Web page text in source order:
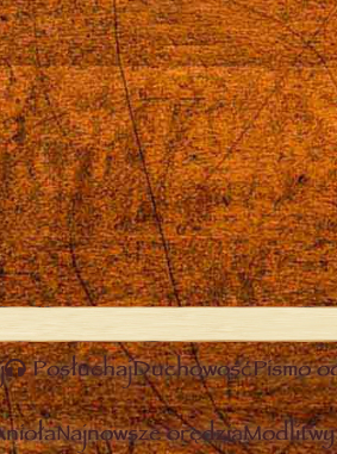
PosłuchajDuchowośćPismo
Najnowsze orędzia